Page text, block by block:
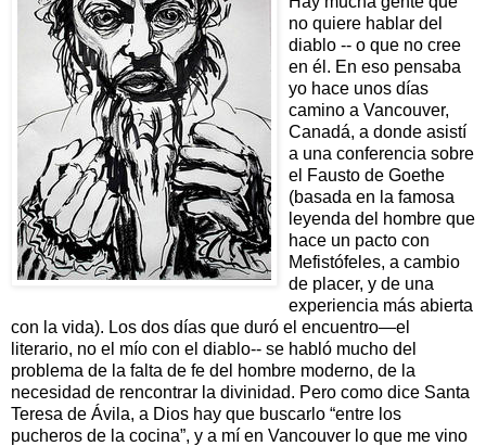
no quiere hablar del
diablo -- o que no cree
en él. En eso pensaba
yo hace unos días
camino a Vancouver,
Canadá, a donde asistí
a una conferencia sobre
el Fausto de Goethe
(basada en la famosa
leyenda del hombre que
hace un pacto con
Mefistófeles, a cambio
de placer, y de una
experiencia más abierta
con la vida). Los dos días que duró el encuentro—el
literario, no el mío con el diablo-- se habló mucho del
problema de la falta de fe del hombre moderno, de la
necesidad de rencontrar la divinidad. Pero como dice Santa
Teresa de Ávila, a Dios hay que buscarlo “entre los
pucheros de la cocina”, y a mí en Vancouver lo que me vino